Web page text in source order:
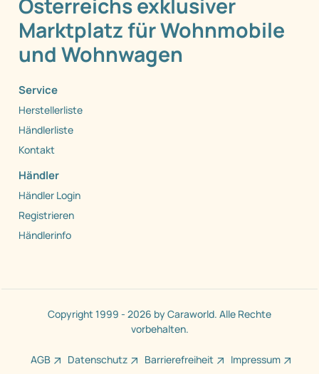
Österreichs exklusiver
Marktplatz für Wohnmobile
und Wohnwagen
Service
Herstellerliste
Händlerliste
Kontakt
Händler
Händler Login
Registrieren
Händlerinfo
Copyright 1999 - 2026 by Caraworld. Alle Rechte
vorbehalten.
AGB Datenschutz Barrierefreiheit Impressum